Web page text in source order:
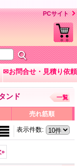
PCサイト
✉お問合せ・見積り依頼
ンド 一覧
売れ筋順
表示件数:
»